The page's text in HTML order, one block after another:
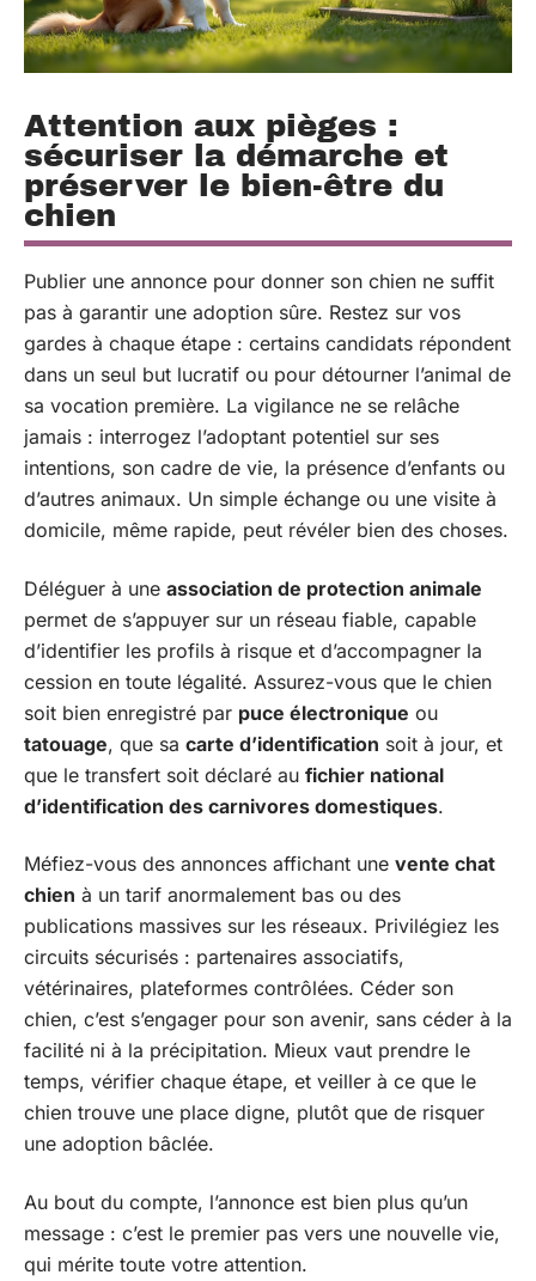
Attention aux pièges :
sécuriser la démarche et
préserver le bien-être du
chien
Publier une annonce pour donner son chien ne suffit
pas à garantir une adoption sûre. Restez sur vos
gardes à chaque étape : certains candidats répondent
dans un seul but lucratif ou pour détourner l’animal de
sa vocation première. La vigilance ne se relâche
jamais : interrogez l’adoptant potentiel sur ses
intentions, son cadre de vie, la présence d’enfants ou
d’autres animaux. Un simple échange ou une visite à
domicile, même rapide, peut révéler bien des choses.
Déléguer à une association de protection animale
permet de s’appuyer sur un réseau fiable, capable
d’identifier les profils à risque et d’accompagner la
cession en toute légalité. Assurez-vous que le chien
soit bien enregistré par puce électronique ou
tatouage, que sa carte d’identification soit à jour, et
que le transfert soit déclaré au fichier national
d’identification des carnivores domestiques.
Méfiez-vous des annonces affichant une vente chat
chien à un tarif anormalement bas ou des
publications massives sur les réseaux. Privilégiez les
circuits sécurisés : partenaires associatifs,
vétérinaires, plateformes contrôlées. Céder son
chien, c’est s’engager pour son avenir, sans céder à la
facilité ni à la précipitation. Mieux vaut prendre le
temps, vérifier chaque étape, et veiller à ce que le
chien trouve une place digne, plutôt que de risquer
une adoption bâclée.
Au bout du compte, l’annonce est bien plus qu’un
message : c’est le premier pas vers une nouvelle vie,
qui mérite toute votre attention.